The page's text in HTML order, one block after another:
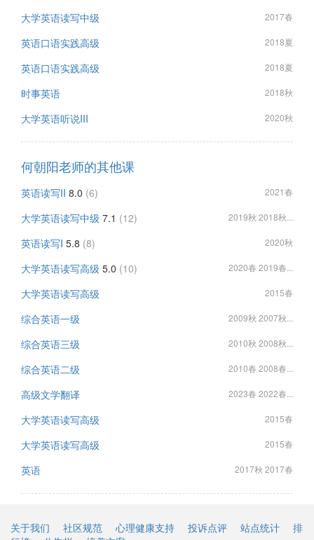
大学英语读写中级 2017春
英语口语实践高级 2018夏
英语口语实践高级 2018夏
时事英语 2018秋
大学英语听说III 2020秋
何朝阳老师的其他课
英语读写II 8.0 (6) 2021春
大学英语读写中级 7.1 (12) 2019秋 2018秋...
英语读写I 5.8 (8) 2020秋
大学英语读写高级 5.0 (10) 2020春 2019春...
大学英语读写高级 2015春
综合英语一级 2009秋 2007秋...
综合英语三级 2010秋 2008秋...
综合英语二级 2010春 2008春...
高级文学翻译 2023春 2022春...
大学英语读写高级 2015春
大学英语读写高级 2015春
英语 2017秋 2017春
关于我们 社区规范 心理健康支持 投诉点评 站点统计
排